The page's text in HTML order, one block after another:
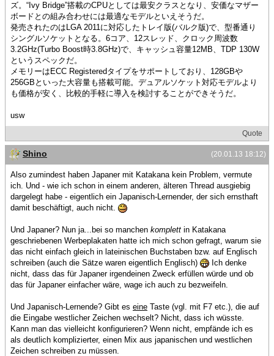
ズ。“Ivy Bridge”搭載のCPUとしては最安クラスとなり、安価なマザー
ボードとの組み合わせには最適なモデルといえそうだ。
発売されたのはLGA 2011に対応したトレイ版(バルク版)で、型番通り
シングルソケットとなる。6コア、12スレッド、クロック周波数
3.2GHz(Turbo Boost時3.8GHz)で、キャッシュ容量12MB、TDP 130W
というスペックだ。
メモリーはECC Registeredタイプをサポートしており、128GBや
256GBといった大容量も搭載可能。デュアルソケット対応モデルより
も価格が安く、比較的手軽に導入を検討することができそうだ。
usw
Quote
(20.01.13 18:12)
Shino
Also zumindest haben Japaner mit Katakana kein Problem, vermute
ich. Und - wie ich schon in einem anderen, älteren Thread ausgiebig
dargelegt habe - eigentlich ein Japanisch-Lernender, der sich ernsthaft
damit beschäftigt, auch nicht.
Und Japaner? Nun ja...bei so manchen komplett in Katakana
geschriebenen Werbeplakaten hatte ich mich schon gefragt, warum sie
das nicht einfach gleich in lateinischen Buchstaben bzw. auf Englisch
schreiben (auch die Sätze waren eigentlich Englisch)
Ich denke
nicht, dass das für Japaner irgendeinen Zweck erfüllen würde und ob
das für Japaner einfacher wäre, wage ich auch zu bezweifeln.
Und Japanisch-Lernende? Gibt es eine Taste (vgl. mit F7 etc.), die auf
die Eingabe westlicher Zeichen wechselt? Nicht, dass ich wüsste.
Kann man das vielleicht konfigurieren? Wenn nicht, empfände ich es
als deutlich komplizierter, einen Mix aus japanischen und westlichen
Zeichen schreiben zu müssen.